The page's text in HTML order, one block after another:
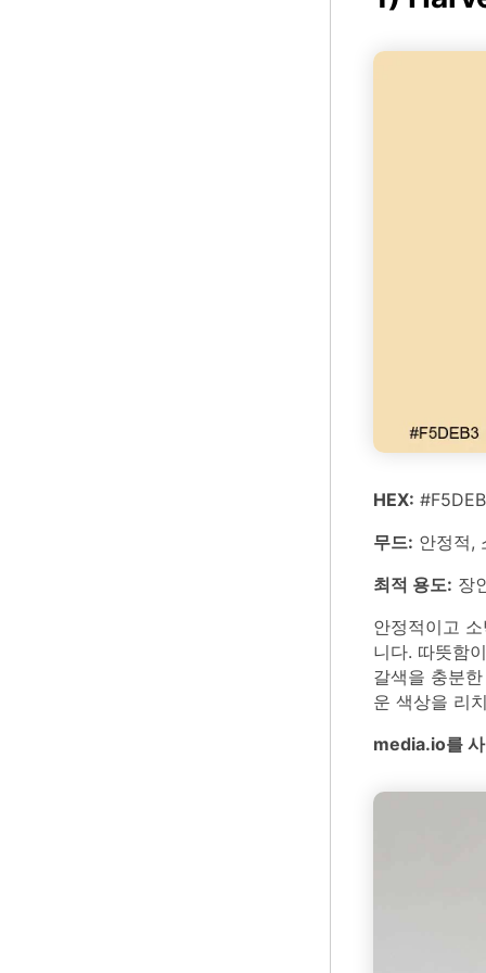
HEX:
무드: 안정적,
최적 용도: 장
안정적이고
니다. 따뜻함
갈색을 충분
운 색상을 리
media.io를